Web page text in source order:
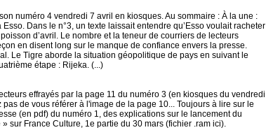
numéro 4 vendredi 7 avril en kiosques. Au sommaire : À la une :
Esso. Dans le n°3, un texte laissait entendre qu’Esso voulait racheter
d’avril. Le nombre et la teneur de courriers de lecteurs
en disent long sur le manque de confiance envers la presse.
Le Tigre aborde la situation géopolitique de pays en suivant le
étape : Rijeka. (...)
effrayés par la page 11 du numéro 3 (en kiosques du vendredi
de vous référer à l'image de la page 10... Toujours à lire sur le
(en pdf) du numéro 1, des explications sur le lancement du
sur France Culture, 1e partie du 30 mars (fichier .ram ici).